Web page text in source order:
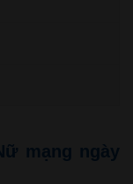
mạng ngày